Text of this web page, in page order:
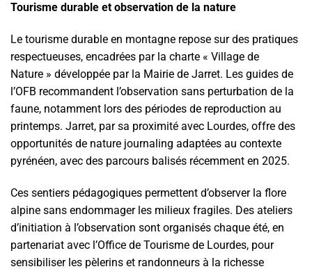
Tourisme durable et observation de la nature
Le tourisme durable en montagne repose sur des pratiques
respectueuses, encadrées par la charte « Village de
Nature » développée par la Mairie de Jarret. Les guides de
l’OFB recommandent l’observation sans perturbation de la
faune, notamment lors des périodes de reproduction au
printemps. Jarret, par sa proximité avec Lourdes, offre des
opportunités de nature journaling adaptées au contexte
pyrénéen, avec des parcours balisés récemment en 2025.
Ces sentiers pédagogiques permettent d’observer la flore
alpine sans endommager les milieux fragiles. Des ateliers
d’initiation à l’observation sont organisés chaque été, en
partenariat avec l’Office de Tourisme de Lourdes, pour
sensibiliser les pèlerins et randonneurs à la richesse